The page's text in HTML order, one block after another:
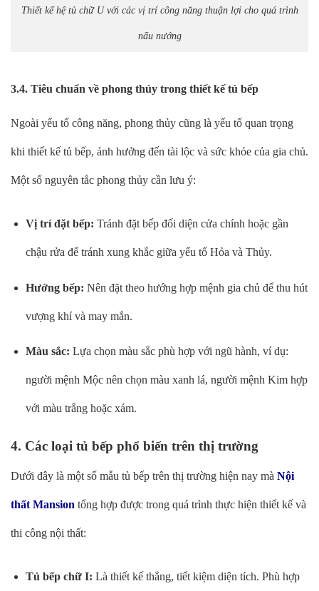
Thiết kế hệ tủ chữ U với các vị trí công năng thuận lợi cho quá trình
nấu nướng
3.4. Tiêu chuẩn về phong thủy trong thiết kế tủ bếp
Ngoài yếu tố công năng, phong thủy cũng là yếu tố quan trọng
khi thiết kế tủ bếp, ảnh hưởng đến tài lộc và sức khỏe của gia chủ.
Một số nguyên tắc phong thủy cần lưu ý:
Vị trí đặt bếp: Tránh đặt bếp đối diện cửa chính hoặc gần
chậu rửa để tránh xung khắc giữa yếu tố Hỏa và Thủy.
Hướng bếp: Nên đặt theo hướng hợp mệnh gia chủ để thu hút
vượng khí và may mắn.
Màu sắc: Lựa chọn màu sắc phù hợp với ngũ hành, ví dụ:
người mệnh Mộc nên chọn màu xanh lá, người mệnh Kim hợp
với màu trắng hoặc xám.
4. Các loại tủ bếp phổ biến trên thị trường
Dưới đây là một số mẫu tủ bếp trên thị trường hiện nay mà Nội
thất Mansion tổng hợp được trong quá trình thực hiện thiết kế và
thi công nội thất:
Tủ bếp chữ I: Là thiết kế thẳng, tiết kiệm diện tích. Phù hợp